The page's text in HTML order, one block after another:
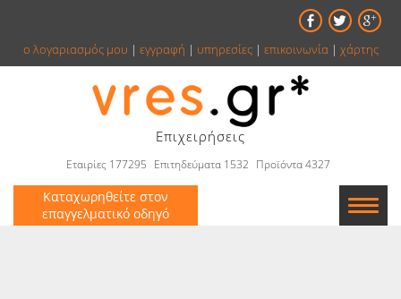
ο λογαριασμός μου | εγγραφή | υπηρεσίες| επικοινωνία| χάρτης
Επιχειρήσεις
Εταιρίες 177295 Επιτηδεύματα 1532 Προϊόντα 4327
Καταχωρηθείτε στον
επαγγελματικό οδηγό